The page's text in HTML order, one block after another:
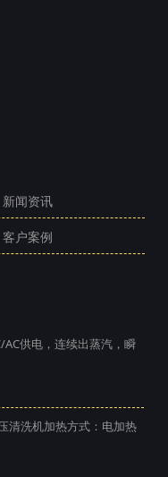
新闻资讯
客户案例
供电，连续出蒸汽，瞬
清洗机加热方式：电加热